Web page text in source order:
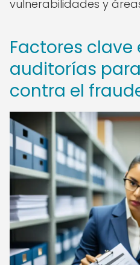
vulnerabilidades y
Factores clave
auditorías
contra el